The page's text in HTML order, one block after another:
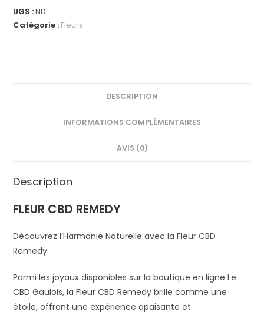
REMEDY
UGS :ND
Catégorie : Fleurs
DESCRIPTION
INFORMATIONS COMPLÉMENTAIRES
AVIS (0)
Description
FLEUR CBD REMEDY
Découvrez l’Harmonie Naturelle avec la Fleur CBD
Remedy
Parmi les joyaux disponibles sur la boutique en ligne Le
CBD Gaulois, la Fleur CBD Remedy brille comme une
étoile, offrant une expérience apaisante et